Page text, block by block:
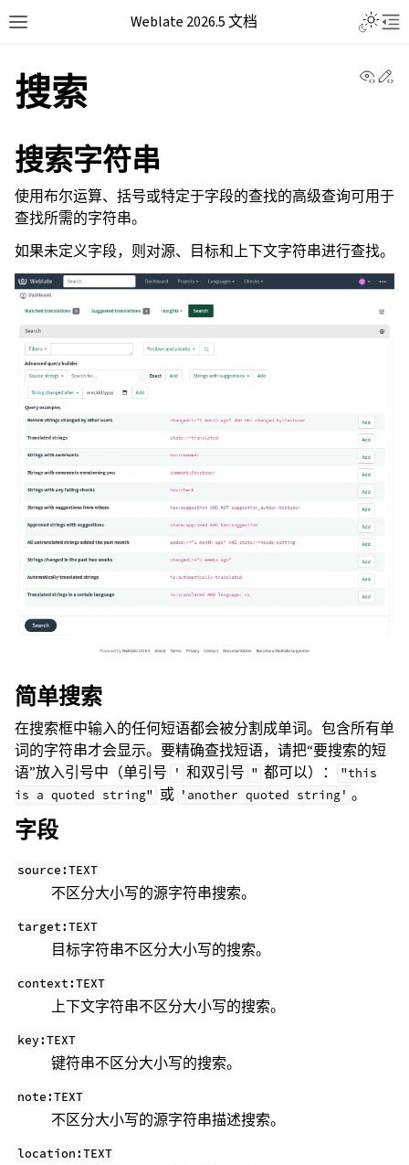
Weblate 2026.5 文档
搜索
搜索字符串
使用布尔运算、括号或特定于字段的查找的高级查询可用于
查找所需的字符串。
如果未定义字段，则对源、目标和上下文字符串进行查找。
简单搜索
在搜索框中输入的任何短语都会被分割成单词。包含所有单
词的字符串才会显示。要精确查找短语，请把“要搜索的短
语”放入引号中（单引号
' 和双引号 " 都可以）：
"this
is a quoted string" 或 'another quoted string' 。
字段
source:TEXT
不区分大小写的源字符串搜索。
target:TEXT
目标字符串不区分大小写的搜索。
context:TEXT
上下文字符串不区分大小写的搜索。
key:TEXT
键符串不区分大小写的搜索。
note:TEXT
不区分大小写的源字符串描述搜索。
location:TEXT